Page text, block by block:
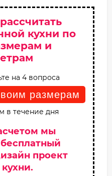
кухни по
и
на 4 вопроса
размерам
в течение дня
мы
проект